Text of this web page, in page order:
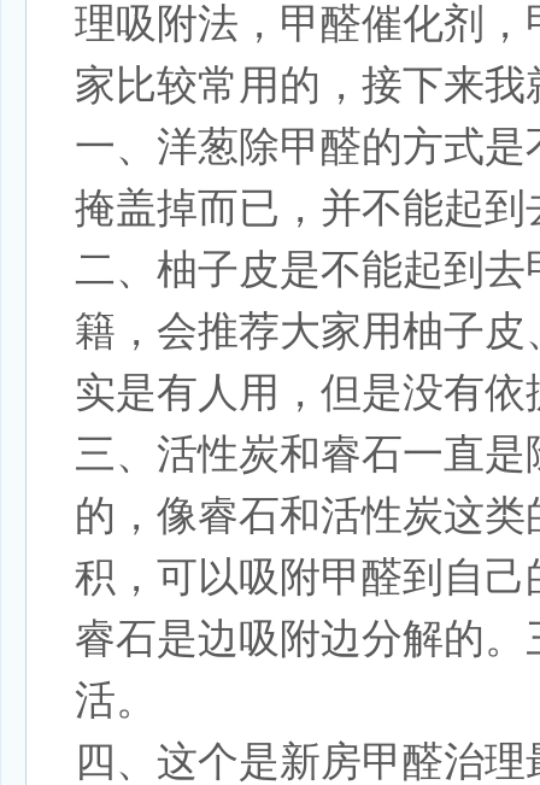
理吸附法，甲醛催化剂
家比较常用的，接下来
一、洋葱除甲醛的方式
掩盖掉而已，并不能起
二、柚子皮是不能起到
籍，会推荐大家用柚子
实是有人用，但是没有
三、活性炭和睿石一直
的，像睿石和活性炭这
积，可以吸附甲醛到自
睿石是边吸附边分解的
活。
四、这个是新房甲醛治